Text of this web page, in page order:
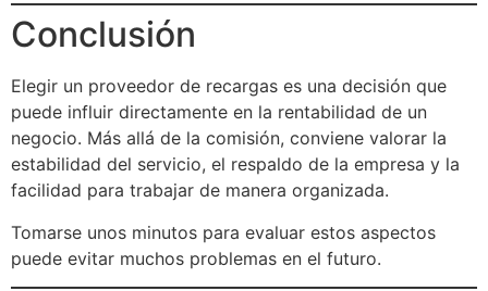
Conclusión
Elegir un proveedor de recargas es una decisión que
puede influir directamente en la rentabilidad de un
negocio. Más allá de la comisión, conviene valorar la
estabilidad del servicio, el respaldo de la empresa y la
facilidad para trabajar de manera organizada.
Tomarse unos minutos para evaluar estos aspectos
puede evitar muchos problemas en el futuro.